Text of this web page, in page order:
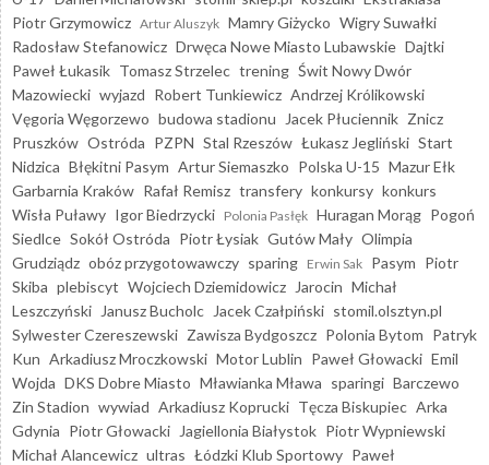
Piotr Grzymowicz Artur Aluszyk Mamry Giżycko Wigry Suwałki
Radosław Stefanowicz Drwęca Nowe Miasto Lubawskie Dajtki
Paweł Łukasik Tomasz Strzelec trening Świt Nowy Dwór
Mazowiecki wyjazd Robert Tunkiewicz Andrzej Królikowski
Vęgoria Węgorzewo budowa stadionu Jacek Płuciennik Znicz
Pruszków Ostróda PZPN Stal Rzeszów Łukasz Jegliński Start
Nidzica Błękitni Pasym Artur Siemaszko Polska U-15 Mazur Ełk
Garbarnia Kraków Rafał Remisz transfery konkursy konkurs
Wisła Puławy Igor Biedrzycki Polonia Pasłęk Huragan Morąg Pogoń
Siedlce Sokół Ostróda Piotr Łysiak Gutów Mały Olimpia
Grudziądz obóz przygotowawczy sparing Erwin Sak Pasym Piotr
Skiba plebiscyt Wojciech Dziemidowicz Jarocin Michał
Leszczyński
Janusz Bucholc Jacek Czałpiński stomil.olsztyn.pl
Sylwester Czereszewski Zawisza Bydgoszcz Polonia Bytom Patryk
Kun Arkadiusz Mroczkowski Motor Lublin Paweł Głowacki Emil
Wojda DKS Dobre Miasto Mławianka Mława sparingi Barczewo
Zin Stadion wywiad Arkadiusz Koprucki Tęcza Biskupiec Arka
Gdynia Piotr Głowacki Jagiellonia Białystok Piotr Wypniewski
Michał Alancewicz ultras Łódzki Klub Sportowy Paweł